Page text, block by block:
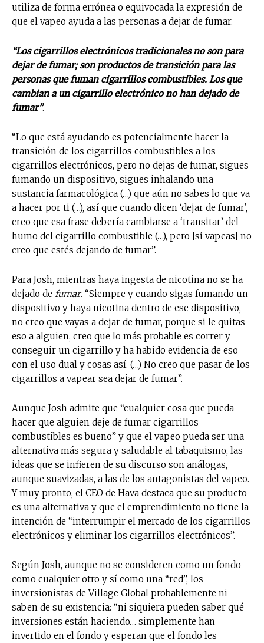
utiliza de forma errónea o equivocada la expresión de
que el vapeo ayuda a las personas a dejar de fumar.
“Los cigarrillos electrónicos tradicionales no son para
dejar de fumar; son productos de transición para las
personas que fuman cigarrillos combustibles. Los que
cambian a un cigarrillo electrónico no han dejado de
fumar”.
“Lo que está ayudando es potencialmente hacer la
transición de los cigarrillos combustibles a los
cigarrillos electrónicos, pero no dejas de fumar, sigues
fumando un dispositivo, sigues inhalando una
sustancia farmacológica (…) que aún no sabes lo que va
a hacer por ti (…), así que cuando dicen ‘dejar de fumar’,
creo que esa frase debería cambiarse a ‘transitar’ del
humo del cigarrillo combustible (…), pero [si vapeas] no
creo que estés dejando de fumar”.
Para Josh, mientras haya ingesta de nicotina no se ha
dejado de fumar. “Siempre y cuando sigas fumando un
dispositivo y haya nicotina dentro de ese dispositivo,
no creo que vayas a dejar de fumar, porque si le quitas
eso a alguien, creo que lo más probable es correr y
conseguir un cigarrillo y ha habido evidencia de eso
con el uso dual y cosas así. (…) No creo que pasar de los
cigarrillos a vapear sea dejar de fumar”.
Aunque Josh admite que “cualquier cosa que pueda
hacer que alguien deje de fumar cigarrillos
combustibles es bueno” y que el vapeo pueda ser una
alternativa más segura y saludable al tabaquismo, las
ideas que se infieren de su discurso son análogas,
aunque suavizadas, a las de los antagonistas del vapeo.
Y muy pronto, el CEO de Hava destaca que su producto
es una alternativa y que el emprendimiento no tiene la
intención de “interrumpir el mercado de los cigarrillos
electrónicos y eliminar los cigarrillos electrónicos”.
Según Josh, aunque no se consideren como un fondo
como cualquier otro y sí como una “red”, los
inversionistas de Village Global probablemente ni
saben de su existencia: “ni siquiera pueden saber qué
inversiones están haciendo… simplemente han
invertido en el fondo y esperan que el fondo les